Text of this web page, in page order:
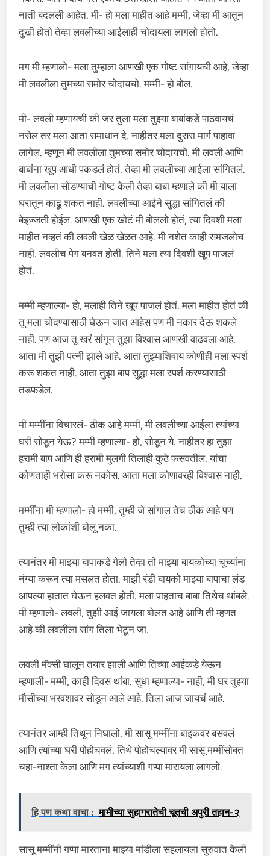
नाती बदलली आहेत. मी- हो मला माहीत आहे मम्मी, जेव्हा मी आतून
दुखी होतो तेव्हा लवलीच्या आईलाही चोदायला लागलो होतो.
मग मी म्हणालो- मला तुम्हाला आणखी एक गोष्ट सांगायची आहे, जेव्हा
मी लवलीला तुमच्या समोर चोदायचो. मम्मी- हो बोल.
मी- लवली म्हणायची की जर तुला मला तुझ्या बाबांकडे पाठवायचं
नसेल तर मला आता समाधान दे. नाहीतर मला दुसरा मार्ग पाहावा
लागेल. म्हणून मी लवलीला तुमच्या समोर चोदायचो. मी लवली आणि
बाबांना खूप आधी पकडलं होतं. तेव्हा मी लवलीच्या आईला सांगितलं.
मी लवलीला सोडण्याची गोष्ट केली तेव्हा बाबा म्हणाले की मी याला
घरातून काढू शकत नाही. लवलीच्या आईने सुद्धा सांगितलं की
बेइज्जती होईल. आणखी एक खोटं मी बोललो होतं, त्या दिवशी मला
माहीत नव्हतं की लवली खेळ खेळत आहे. मी नशेत काही समजलोच
नाही. लवलीच पेग बनवत होती. तिने मला त्या दिवशी खूप पाजलं
होतं.
मम्मी म्हणाल्या- हो, मलाही तिने खूप पाजलं होतं. मला माहीत होतं की
तू मला चोदण्यासाठी घेऊन जात आहेस पण मी नकार देऊ शकले
नाही. पण आज तू खरं सांगून तुझा विश्वास आणखी वाढवला आहे.
आता मी तुझी पत्नी झाले आहे. आता तुझ्याशिवाय कोणीही मला स्पर्श
करू शकत नाही. आता तुझा बाप सुद्धा मला स्पर्श करण्यासाठी
तडफडेल.
मी मम्मींना विचारलं- ठीक आहे मम्मी, मी लवलीच्या आईला त्यांच्या
घरी सोडून येऊ? मम्मी म्हणाल्या- हो, सोडून ये. नाहीतर हा तुझा
हरामी बाप आणि ही हरामी मुलगी तिलाही कुठे फसवतील. यांचा
कोणताही भरोसा करू नकोस. आता मला कोणावरही विश्वास नाही.
मम्मींना मी म्हणालो- हो मम्मी, तुम्ही जे सांगाल तेच ठीक आहे पण
तुम्ही त्या लोकांशी बोलू नका.
त्यानंतर मी माझ्या बापाकडे गेलो तेव्हा तो माझ्या बायकोच्या चूच्यांना
नंग्या करून त्या मसलत होता. माझी रंडी बायको माझ्या बापाचा लंड
आपल्या हातात घेऊन हलवत होती. मला पाहताच बाबा तिथेच थांबले.
मी म्हणालो- लवली, तुझी आई जायला बोलत आहे आणि ती म्हणत
आहे की लवलीला सांग तिला भेटून जा.
लवली मॅक्सी घालून तयार झाली आणि तिच्या आईकडे येऊन
म्हणाली- मम्मी, काही दिवस थांबा. सुधा म्हणाल्या- नाही, मी घर तुझ्या
मौसीच्या भरवशावर सोडून आले आहे. तिला आज जायचं आहे.
त्यानंतर आम्ही तिथून निघालो. मी सासू मम्मींना बाइकवर बसवलं
आणि त्यांच्या घरी पोहोचवलं. तिथे पोहोचल्यावर मी सासू मम्मींसोबत
चहा-नाश्ता केला आणि मग त्यांच्याशी गप्पा मारायला लागलो.
हि पण कथा वाचा : मामीच्या सुहागरातेची चूतची अपुरी तहान-२
सासू मम्मींनी गप्पा मारताना माझ्या मांडीला सहलायला सुरुवात केली